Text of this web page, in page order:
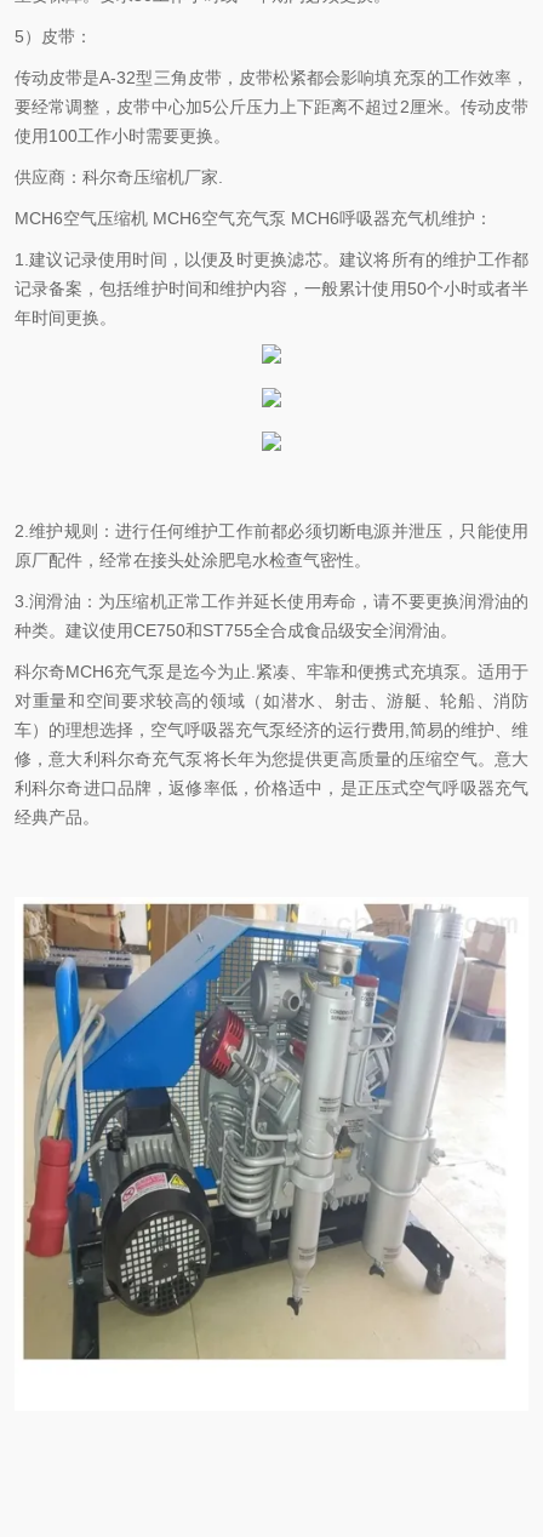
5）皮带：
传动皮带是A-32型三角皮带，皮带松紧都会影响填充泵的工作效率，
要经常调整，皮带中心加5公斤压力上下距离不超过2厘米。传动皮带
使用100工作小时需要更换。
供应商：科尔奇压缩机厂家.
MCH6空气压缩机 MCH6空气充气泵 MCH6呼吸器充气机维护：
1.建议记录使用时间，以便及时更换滤芯。建议将所有的维护工作都
记录备案，包括维护时间和维护内容，一般累计使用50个小时或者半
年时间更换。
2.维护规则：进行任何维护工作前都必须切断电源并泄压，只能使用
原厂配件，经常在接头处涂肥皂水检查气密性。
3.润滑油：为压缩机正常工作并延长使用寿命，请不要更换润滑油的
种类。建议使用CE750和ST755全合成食品级安全润滑油。
科尔奇MCH6充气泵是迄今为止.紧凑、牢靠和便携式充填泵。适用于
对重量和空间要求较高的领域（如潜水、射击、游艇、轮船、消防
车）的理想选择，空气呼吸器充气泵经济的运行费用,简易的维护、维
修，意大利科尔奇充气泵将长年为您提供更高质量的压缩空气。意大
利科尔奇进口品牌，返修率低，价格适中，是正压式空气呼吸器充气
经典产品。